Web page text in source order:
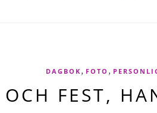
DAGBOK , FOTO ,
OCH FEST,